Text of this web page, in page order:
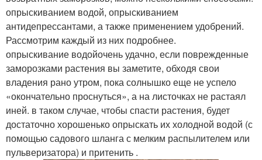
опрыскиванием водой, опрыскиванием
антидепрессантами, а также применением удобрений.
Рассмотрим каждый из них подробнее.
опрыскивание водойочень удачно, если поврежденные
заморозками растения вы заметите, обходя свои
владения рано утром, пока солнышко еще не успело
«окончательно проснуться», а на листочках не растаял
иней. в таком случае, чтобы спасти растения, будет
достаточно хорошенько опрыскать их холодной водой (с
помощью садового шланга с мелким распылителем или
пульверизатора) и притенить .